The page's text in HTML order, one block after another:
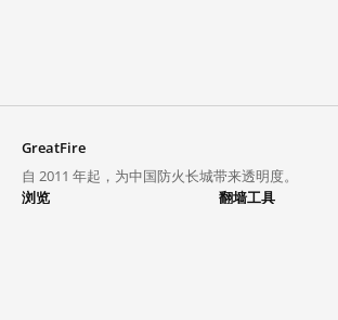
GreatFire
自 2011 年起，为中国防火长城带来透明度。
浏览
翻墙工具